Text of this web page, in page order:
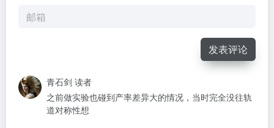
发表评论
青石剑 读者
之前做实验也碰到产率差异大的情况，当时完全没往轨
道对称性想